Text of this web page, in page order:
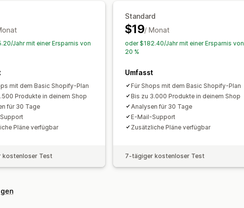
Jahr mit einer Ersparnis von
mit dem Basic Shopify-Plan
Produkte in deinem Shop
für 30 Tage
Pläne verfügbar
kostenloser Test
Standard
$19/ Monat
oder $182.40/Jahr mit einer Ersparnis von
20 %
Umfasst
Für Shops mit dem Basic Shopify-Plan
Bis zu 3.000 Produkte in deinem Shop
Analysen für 30 Tage
E-Mail-Support
Zusätzliche Pläne verfügbar
7-tägiger kostenloser Test